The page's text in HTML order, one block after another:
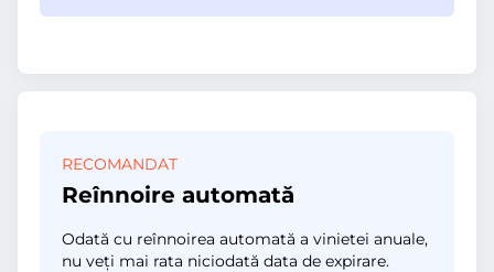
RECOMANDAT
Reînnoire automată
Odată cu reînnoirea automată a vinietei anuale,
nu veți mai rata niciodată data de expirare.